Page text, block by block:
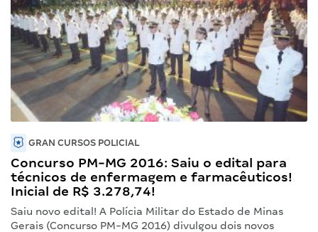
GRAN CURSOS POLICIAL
Concurso PM-MG 2016: Saiu o edital para
técnicos de enfermagem e farmacêuticos!
Inicial de R$ 3.278,74!
Saiu novo edital! A Polícia Militar do Estado de Minas
Gerais (Concurso PM-MG 2016) divulgou dois novos